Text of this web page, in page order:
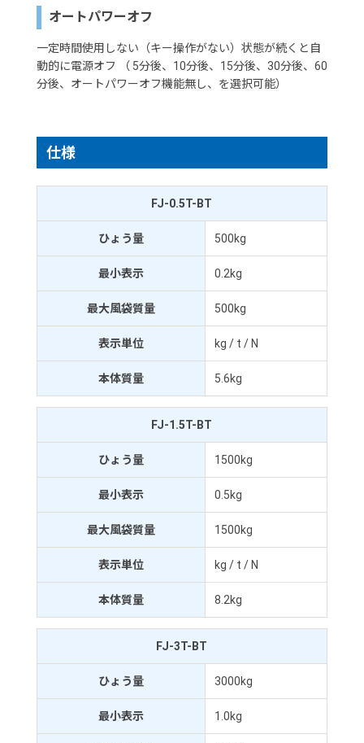
オートパワーオフ
一定時間使用しない（キー操作がない）状態が続くと自
動的に電源オフ （ 5分後、10分後、15分後、30分後、60
分後、オートパワーオフ機能無し、を選択可能）
仕様
FJ-0.5T-BT
ひょう量 500kg
最小表示 0.2kg
最大風袋質量 500kg
表示単位 kg / t / N
本体質量 5.6kg
FJ-1.5T-BT
ひょう量 1500kg
最小表示 0.5kg
最大風袋質量 1500kg
表示単位 kg / t / N
本体質量 8.2kg
FJ-3T-BT
ひょう量 3000kg
最小表示 1.0kg